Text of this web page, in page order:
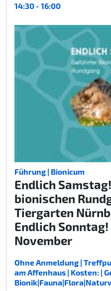
14:30 - 16:00
Führung | Bionicum
Endlich
bionischen
Tiergarten
Endlich
November
Ohne Anmeldung |
am Affenhaus | Kosten: |